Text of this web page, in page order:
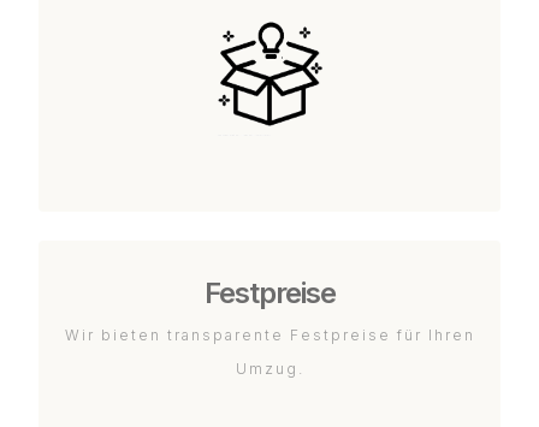
Festpreise
Wir bieten transparente Festpreise für Ihren
Umzug.